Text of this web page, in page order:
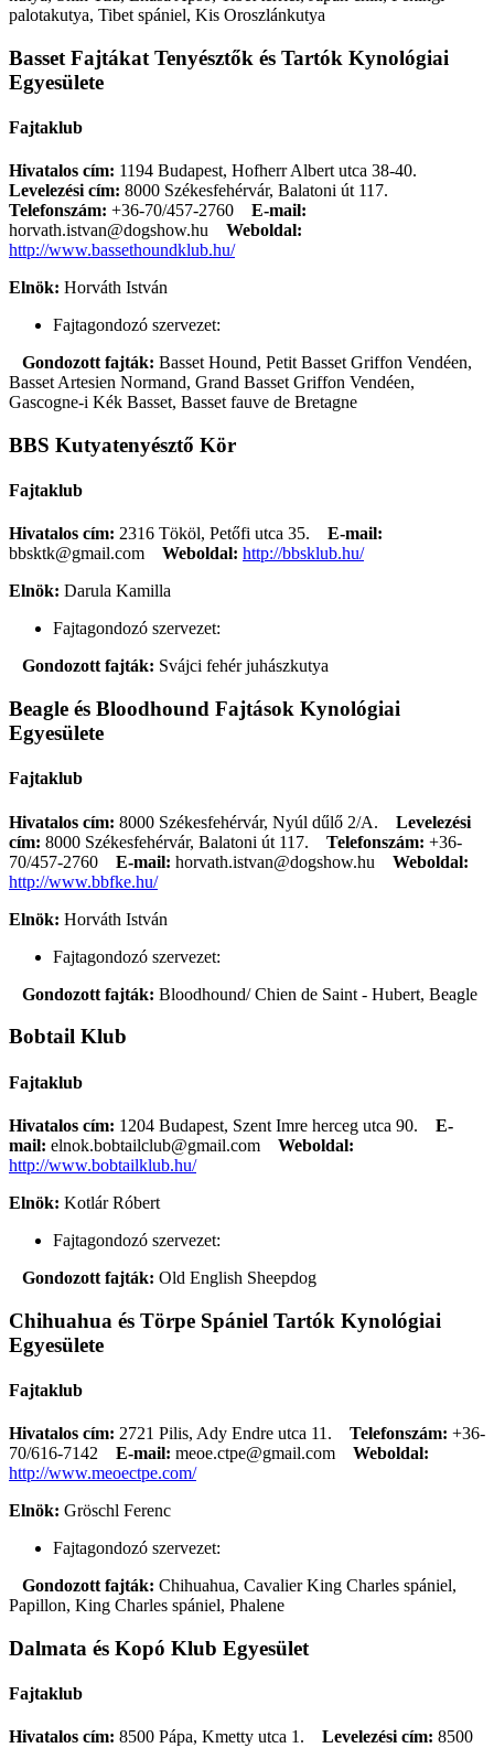
palotakutya, Tibet spániel, Kis Oroszlánkutya
Basset Fajtákat Tenyésztők és Tartók Kynológiai
Egyesülete
Fajtaklub
Hivatalos cím: 1194 Budapest, Hofherr Albert utca 38-40.
Levelezési cím: 8000 Székesfehérvár, Balatoni út 117.
Telefonszám: +36-70/457-2760
E-mail:
horvath.istvan@dogshow.hu
Weboldal:
http://www.bassethoundklub.hu/
Elnök: Horváth István
Fajtagondozó szervezet:
Gondozott fajták: Basset Hound, Petit Basset Griffon Vendéen,
Basset Artesien Normand, Grand Basset Griffon Vendéen,
Gascogne-i Kék Basset, Basset fauve de Bretagne
BBS Kutyatenyésztő Kör
Fajtaklub
Hivatalos cím: 2316 Tököl, Petőfi utca 35. E-mail:
bbsktk@gmail.com
Weboldal: http://bbsklub.hu/
Elnök: Darula Kamilla
Fajtagondozó szervezet:
Gondozott fajták: Svájci fehér juhászkutya
Beagle és Bloodhound Fajtások Kynológiai
Egyesülete
Fajtaklub
Hivatalos cím: 8000 Székesfehérvár, Nyúl dűlő 2/A. Levelezési
cím: 8000 Székesfehérvár, Balatoni út 117. Telefonszám: +36-
70/457-2760
E-mail: horvath.istvan@dogshow.hu
Weboldal:
http://www.bbfke.hu/
Elnök: Horváth István
Fajtagondozó szervezet:
Gondozott fajták: Bloodhound/ Chien de Saint - Hubert, Beagle
Bobtail Klub
Fajtaklub
Hivatalos cím: 1204 Budapest, Szent Imre herceg utca 90. E-
mail: elnok.bobtailclub@gmail.com
Weboldal:
http://www.bobtailklub.hu/
Elnök: Kotlár Róbert
Fajtagondozó szervezet:
Gondozott fajták: Old English Sheepdog
Chihuahua és Törpe Spániel Tartók Kynológiai
Egyesülete
Fajtaklub
Hivatalos cím: 2721 Pilis, Ady Endre utca 11. Telefonszám: +36-
70/616-7142
E-mail: meoe.ctpe@gmail.com
Weboldal:
http://www.meoectpe.com/
Elnök: Gröschl Ferenc
Fajtagondozó szervezet:
Gondozott fajták: Chihuahua, Cavalier King Charles spániel,
Papillon, King Charles spániel, Phalene
Dalmata és Kopó Klub Egyesület
Fajtaklub
Hivatalos cím: 8500 Pápa, Kmetty utca 1. Levelezési cím: 8500